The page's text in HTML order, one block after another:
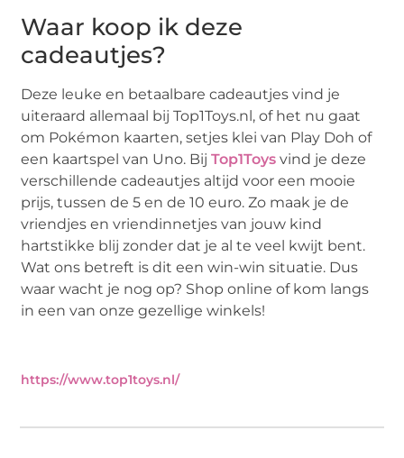
Waar koop ik deze
cadeautjes?
Deze leuke en betaalbare cadeautjes vind je
uiteraard allemaal bij Top1Toys.nl, of het nu gaat
om Pokémon kaarten, setjes klei van Play Doh of
een kaartspel van Uno. BijTop1Toys vind je deze
verschillende cadeautjes altijd voor een mooie
prijs, tussen de 5 en de 10 euro. Zo maak je de
vriendjes en vriendinnetjes van jouw kind
hartstikke blij zonder dat je al te veel kwijt bent.
Wat ons betreft is dit een win-win situatie. Dus
waar wacht je nog op? Shop online of kom langs
in een van onze gezellige winkels!
https://www.top1toys.nl/